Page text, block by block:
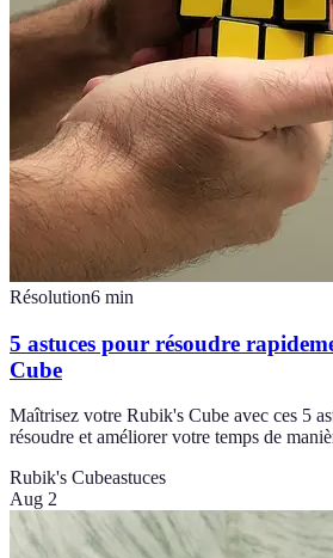
Résolution6 min
5 astuces pour résoudre
Cube
Maîtrisez votre Rubik's Cube avec ces 5
résoudre et améliorer votre temps de
Rubik's Cubeastuces
Aug 2